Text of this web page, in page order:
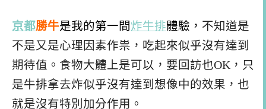
京都勝牛是我的第一間炸牛排體驗， 不知道是
不是又是心理因素作祟，吃起來似乎沒有達到
期待值。食物大體上是可以，要回訪也OK，只
是牛排拿去炸似乎沒有達到想像中的效果，也
就是沒有特別加分作用。